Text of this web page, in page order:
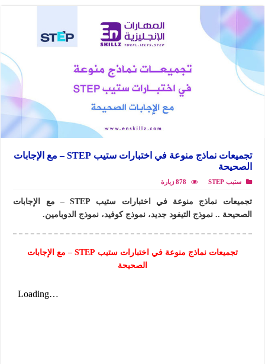
تجميعات نماذج منوعة في اختبارات ستيب STEP – مع الإجابات
الصحيحة
ستيب STEP 878 زيارة
تجميعات نماذج منوعة في اختبارات ستيب STEP – مع الإجابات
الصحيحة .. نموذج التيفود جديد، نموذج كوفيد، نموذج الدوبامين.
تجميعات نماذج منوعة في اختبارات ستيب STEP – مع الإجابات
الصحيحة